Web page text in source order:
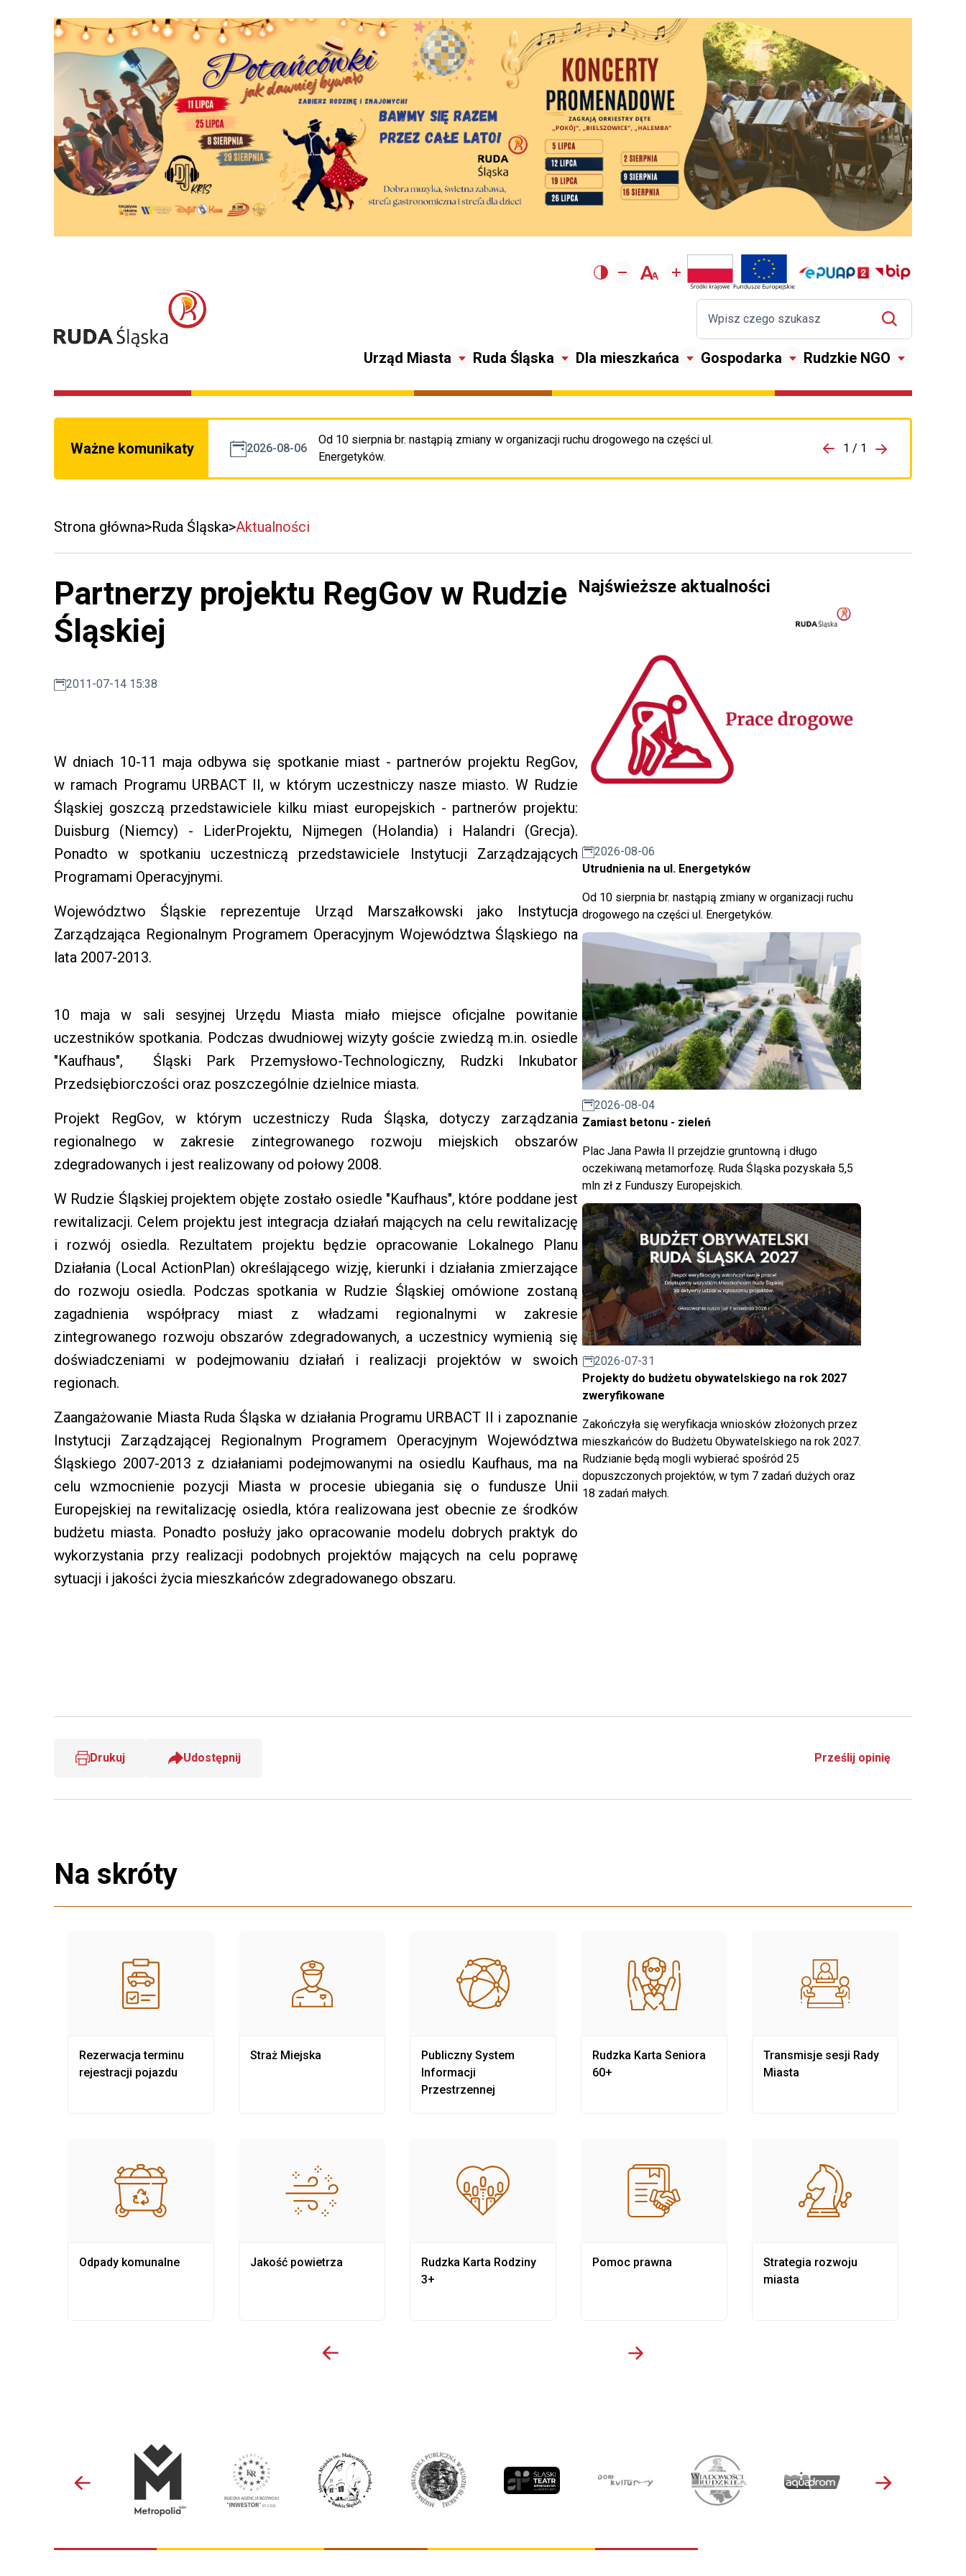
Urząd Miasta Ruda Śląska Dla mieszkańca Gospodarka Rudzkie NGO
Ważne komunikaty 2026-08-06
Od 10 sierpnia br. nastąpią zmiany w organizacji ruchu drogowego na części ul.
Energetyków.
Przejdź do porzpedniego komunikatu 1 / 1
Przejdź do
Strona główna Ruda Śląska Aktualności
Partnerzy projektu RegGov w Rudzie
Śląskiej
2011-07-14 15:38
W dniach 10-11 maja odbywa się spotkanie miast - partnerów projektu RegGov,
w ramach Programu URBACT II, w którym uczestniczy nasze miasto. W Rudzie
Śląskiej goszczą przedstawiciele kilku miast europejskich - partnerów projektu:
Duisburg (Niemcy) - LiderProjektu, Nijmegen (Holandia) i Halandri (Grecja).
Ponadto w spotkaniu uczestniczą przedstawiciele Instytucji Zarządzających
Programami Operacyjnymi.
Województwo Śląskie reprezentuje Urząd Marszałkowski jako Instytucja
Zarządzająca Regionalnym Programem Operacyjnym Województwa Śląskiego na
lata 2007-2013.
10 maja w sali sesyjnej Urzędu Miasta miało miejsce oficjalne powitanie
uczestników spotkania. Podczas dwudniowej wizyty goście zwiedzą m.in. osiedle
"Kaufhaus", Śląski Park Przemysłowo-Technologiczny, Rudzki Inkubator
Przedsiębiorczości oraz poszczególnie dzielnice miasta.
Projekt RegGov, w którym uczestniczy Ruda Śląska, dotyczy zarządzania
regionalnego w zakresie zintegrowanego rozwoju miejskich obszarów
zdegradowanych i jest realizowany od połowy 2008.
W Rudzie Śląskiej projektem objęte zostało osiedle "Kaufhaus", które poddane jest
rewitalizacji. Celem projektu jest integracja działań mających na celu rewitalizację
i rozwój osiedla. Rezultatem projektu będzie opracowanie Lokalnego Planu
Działania (Local ActionPlan) określającego wizję, kierunki i działania zmierzające
do rozwoju osiedla. Podczas spotkania w Rudzie Śląskiej omówione zostaną
zagadnienia współpracy miast z władzami regionalnymi w zakresie
zintegrowanego rozwoju obszarów zdegradowanych, a uczestnicy wymienią się
doświadczeniami w podejmowaniu działań i realizacji projektów w swoich
regionach.
Zaangażowanie Miasta Ruda Śląska w działania Programu URBACT II i zapoznanie
Instytucji Zarządzającej Regionalnym Programem Operacyjnym Województwa
Śląskiego 2007-2013 z działaniami podejmowanymi na osiedlu Kaufhaus, ma na
celu wzmocnienie pozycji Miasta w procesie ubiegania się o fundusze Unii
Europejskiej na rewitalizację osiedla, która realizowana jest obecnie ze środków
budżetu miasta. Ponadto posłuży jako opracowanie modelu dobrych praktyk do
wykorzystania przy realizacji podobnych projektów mających na celu poprawę
sytuacji i jakości życia mieszkańców zdegradowanego obszaru.
Najświeższe aktualności
2026-08-06
Utrudnienia na ul. Energetyków
Od 10 sierpnia br. nastąpią zmiany w organizacji ruchu
drogowego na części ul. Energetyków.
2026-08-04
Zamiast betonu - zieleń
Plac Jana Pawła II przejdzie gruntowną i długo
oczekiwaną metamorfozę. Ruda Śląska pozyskała 5,5
mln zł z Funduszy Europejskich.
2026-07-31
Projekty do budżetu obywatelskiego na rok 2027
zweryfikowane
Zakończyła się weryfikacja wniosków złożonych przez
mieszkańców do Budżetu Obywatelskiego na rok 2027.
Rudzianie będą mogli wybierać spośród 25
dopuszczonych projektów, w tym 7 zadań dużych oraz
18 zadań małych.
Drukuj Udostępnij Prześlij opinię
Na skróty
Rezerwacja terminu
rejestracji pojazdu
Odpady komunalne
Straż Miejska
Jakość powietrza
Publiczny System
Informacji
Przestrzennej
Rudzka Karta Rodziny
3+
Rudzka Karta Seniora
60+
Pomoc prawna
Transmisje sesji Rady
Miasta
Strategia rozwoju
miasta